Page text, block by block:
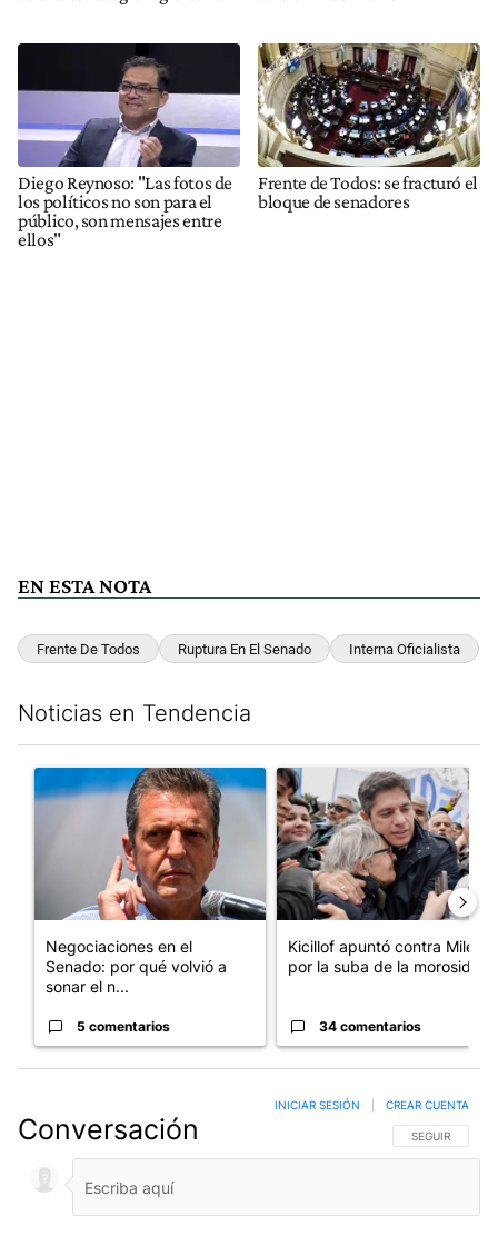
Diego Reynoso: "Las fotos de
los políticos no son para el
público, son mensajes entre
ellos"
Frente de Todos: se fracturó el
bloque de senadores
EN ESTA NOTA
Frente De Todos Ruptura En El Senado Interna Oficialista
Noticias en Tendencia
Un artículo de tendencia con el título "Negociaciones en el
Negociaciones en el
Senado: por qué volvió a
sonar el n...
5 comentarios
Un artículo de tendencia con
Kicillof apuntó contra Milei
por la suba de la morosida...
34 comentarios
Conversación SIGA ESTA
SEGUIR
INICIAR SESIÓN CREAR CUENTA